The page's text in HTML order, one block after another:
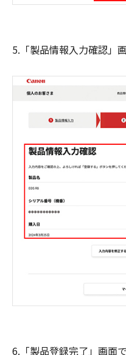
5.「製品情報入力確認」
6.「製品登録完了」画面で